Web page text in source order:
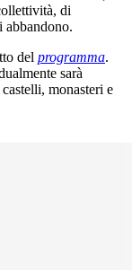
di
del programma.
sarà
monasteri e